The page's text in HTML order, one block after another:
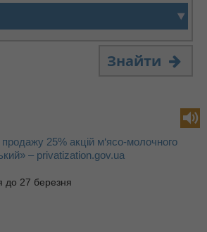
Знайти
25% акцій м‘ясо-молочного
– privatization.gov.ua
до 27 березня